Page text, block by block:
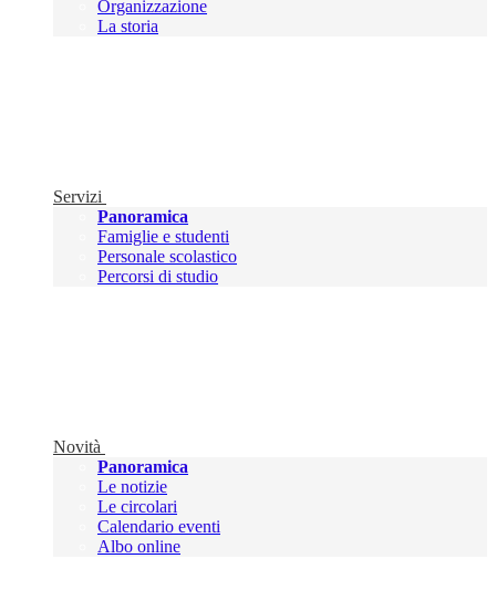
Organizzazione
La storia
Servizi
Panoramica
Famiglie e studenti
Personale scolastico
Percorsi di studio
Novità
Panoramica
Le notizie
Le circolari
Calendario eventi
Albo online